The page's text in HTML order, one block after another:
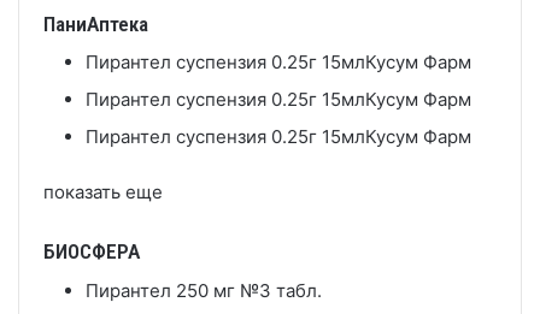
ПаниАптека
Пирантел суспензия 0.25г 15млКусум Фарм
Пирантел суспензия 0.25г 15млКусум Фарм
Пирантел суспензия 0.25г 15млКусум Фарм
показать еще
БИОСФЕРА
Пирантел 250 мг №3 табл.